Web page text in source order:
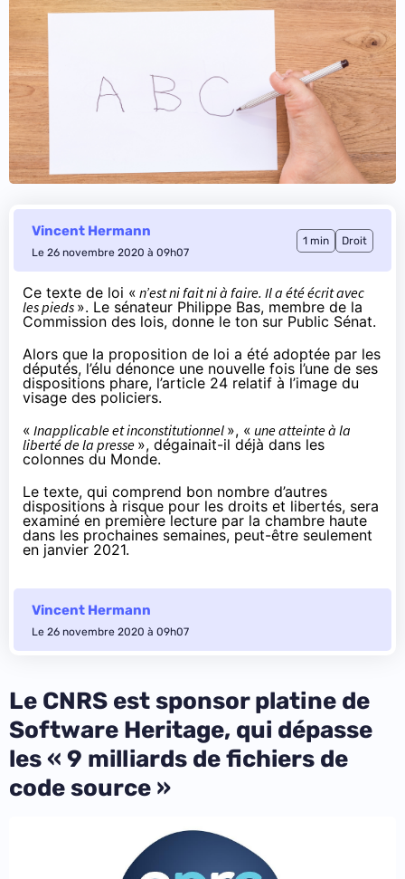
Vincent Hermann
Le 26 novembre 2020 à 09h07
1 min Droit
Ce texte de loi « n’est ni fait ni à faire. Il a été écrit avec
les pieds ». Le sénateur Philippe Bas, membre de la
Commission des lois, donne le ton sur Public Sénat.
Alors que la proposition de loi a été adoptée par les
députés, l’élu dénonce une nouvelle fois l’une de ses
dispositions phare, l’article 24 relatif à l’image du
visage des policiers.
« Inapplicable et inconstitutionnel », « une atteinte à la
liberté de la presse », dégainait-il déjà dans les
colonnes du Monde.
Le texte, qui comprend bon nombre d’autres
dispositions à risque pour les droits et libertés, sera
examiné en première lecture par la chambre haute
dans les prochaines semaines, peut-être seulement
en janvier 2021.
Vincent Hermann
Le 26 novembre 2020 à 09h07
Le CNRS est sponsor platine de
Software Heritage, qui dépasse
les « 9 milliards de fichiers de
code source »